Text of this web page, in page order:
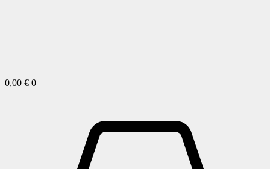
0,00 € 0